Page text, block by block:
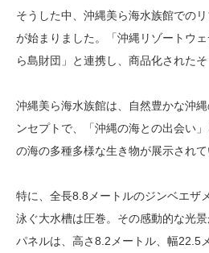
そうした中、沖縄美ら海水族館での
が始まりました。「沖縄リゾートウ
ら島財団」と連携し、商品化されたそ
沖縄美ら海水族館は、自然豊かな沖
ンセプトで、「沖縄の海との出会い
の海の多種多様な生き物が展示されて
特に、全長8.8メートルのジンベエザ
泳ぐ大水槽は圧巻。その感動的な光
パネルは、高さ8.2メートル、幅22.5